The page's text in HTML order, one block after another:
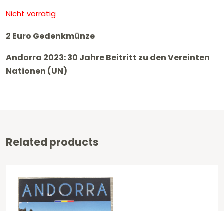
Nicht vorrätig
2 Euro Gedenkmünze
Andorra 2023: 30 Jahre Beitritt zu den Vereinten
Nationen (UN)
Related products